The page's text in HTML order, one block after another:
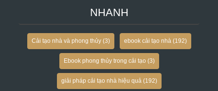
NHANH
Cải tạo nhà và phong thủy(3) ebook cải tạo nhà(192)
Ebook phong thủy trong cải tạo (3)
giải pháp cải tạo nhà hiệu quả(192)